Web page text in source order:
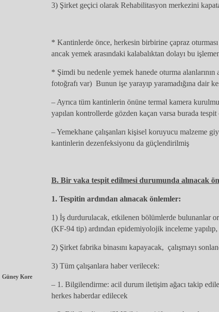
Güney Kore
3) Şirket geçici olarak Rehabilitasyon merkezini
* Kantinlerde önce, herkesin birbirine çapraz
ancak yemek arasındaki kalabalıktan dolayı bu
* Şimdi bu nedenle yemek hanede oturma alanlarının
fotoğrafı var) Bunun işe yarayıp yaramadığına dair
– Ayrıca tüm kantinlerin önüne termal kamera
yapılan kontrollerde gözden kaçan varsa burada
– Yemekhane çalışanları kişisel koruyucu malzeme
kantinlerin dezenfeksiyonu da güçlendirilmiş
B. Bir vaka tespit edilmesi durumunda alınacak
1. Tespitin ardından alınacak önlemler:
1) İş durdurulacak, etkilenen bölümlerde bulunanlar
(KF-94 tip) ardından epidemiyolojik inceleme
2) Şirket fabrika binasını kapayacak, çalışmayı
3) Tüm çalışanlara haber verilecek:
– 1. Bilgilendirme: acil durum iletişim ağacı takip
herkes haberdar edilecek